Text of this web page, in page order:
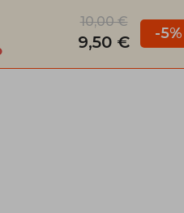
10,00 €
9,50 € -5%